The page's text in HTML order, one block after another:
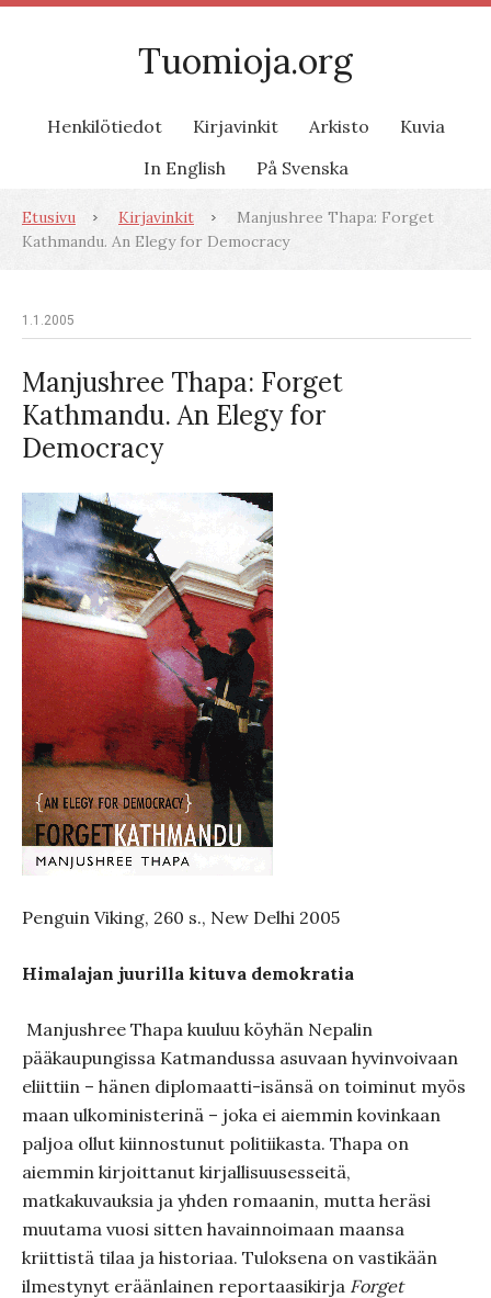
Tuomioja.org
Henkilötiedot Kirjavinkit Arkisto
Kuvia
In English
På Svenska
Etusivu Kirjavinkit
Manjushree Thapa: Forget
Kathmandu. An Elegy for Democracy
1.1.2005
Manjushree Thapa: Forget
Kathmandu. An Elegy for
Democracy
Penguin Viking, 260 s., New Delhi 2005
Himalajan juurilla kituva demokratia
Manjushree Thapa kuuluu köyhän Nepalin
pääkaupungissa Katmandussa asuvaan hyvinvoivaan
eliittiin – hänen diplomaatti-isänsä on toiminut myös
maan ulkoministerinä – joka ei aiemmin kovinkaan
paljoa ollut kiinnostunut politiikasta. Thapa on
aiemmin kirjoittanut kirjallisuusesseitä,
matkakuvauksia ja yhden romaanin, mutta heräsi
muutama vuosi sitten havainnoimaan maansa
kriittistä tilaa ja historiaa. Tuloksena on vastikään
ilmestynyt eräänlainen reportaasikirja Forget